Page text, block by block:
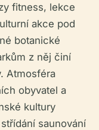
fitness, lekce
akce pod
botanické
z něj činí
Atmosféra
obyvatel a
kultury
saunování